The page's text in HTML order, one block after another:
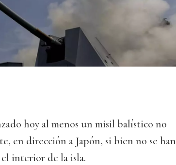
hoy al menos un misil balístico no
en dirección a Japón, si bien no se han
interior de la isla.